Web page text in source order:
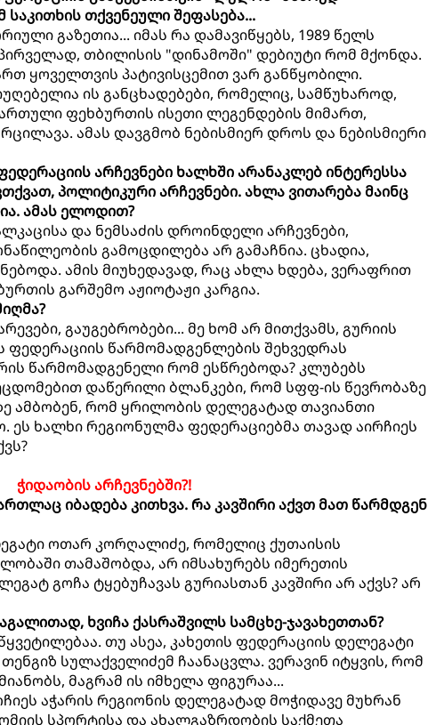
საკითხის თქვენეული შეფასება...
გაზეთია... იმას რა დამავიწყებს, 1989 წელს
თბილისის "დინამოში" დებიუტი რომ მქონდა.
ყოველთვის პატივისცემით ვარ განწყობილი.
ის განცხადებები, რომელიც, სამწუხაროდ,
ფეხბურთის ისეთი ლეგენდების მიმართ,
ამას დავგმობ ნებისმიერ დროს და ნებისმიერი
არჩევნები ხალხში არანაკლებ ინტერესსა
პოლიტიკური არჩევნები. ახლა ვითარება მაინც
ამას ელოდით?
და ნემსაძის დროინდელი არჩევნები,
გამოცდილება არ გამაჩნია. ცხადია,
ამის მიუხედავად, რაც ახლა ხდება, ვერაფრით
გარშემო აჟიოტაჟი კარგია.
გაუგებრობები... მე ხომ არ მითქვამს, გურიის
ფედერაციის წარმომადგენლების შეხვედრას
წარმომადგენელი რომ ესწრებოდა? კლუბებს
დაწერილი ბლანკები, რომ სფფ-ის წევრობაზე
ამბობენ, რომ ყრილობის დელეგატად თავიანთი
ეს ხალხი რეგიონულმა ფედერაციებმა თავად აირჩიეს
ჭიდაობის არჩევნებში?!
იბადება კითხვა. რა კავშირი აქვთ მათ წარმდგენ
ოთარ კორღალიძე, რომელიც ქუთაისის
თამაშობდა, არ იმსახურებს იმერეთის
გოჩა ტყებუჩავას გურიასთან კავშირი არ აქვს? არ
ხვიჩა ქასრაშვილს სამცხე-ჯავახეთთან?
თუ ასეა, კახეთის ფედერაციის დელეგატი
სულაქველიძემ ჩაანაცვლა. ვერავინ იტყვის, რომ
მაგრამ ის იმხელა ფიგურაა...
აჭარის რეგიონის დელეგატად მოჭიდავე მუხრან
სპორტისა და ახალგაზრდობის საქმეთა